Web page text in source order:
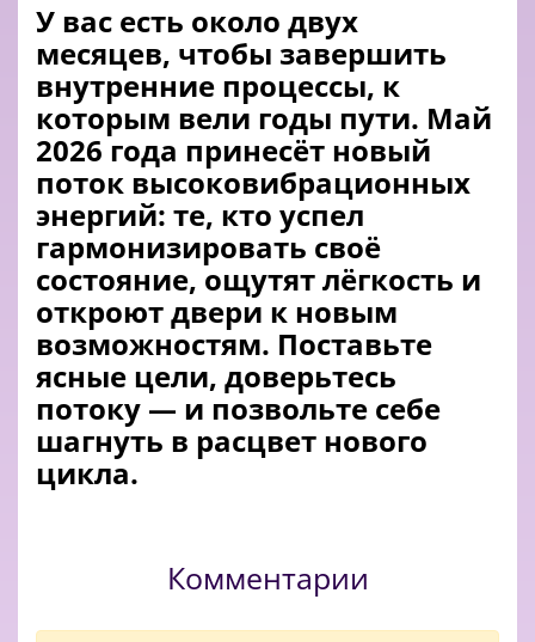
У вас есть около двух
месяцев, чтобы завершить
внутренние процессы, к
которым вели годы пути. Май
2026 года принесёт новый
поток высоковибрационных
энергий: те, кто успел
гармонизировать своё
состояние, ощутят лёгкость и
откроют двери к новым
возможностям. Поставьте
ясные цели, доверьтесь
потоку — и позвольте себе
шагнуть в расцвет нового
цикла.
Комментарии